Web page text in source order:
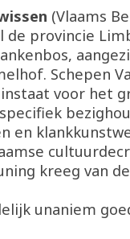
(Vlaams
provincie
Schepen
voor het
en
kreeg van
unaniem